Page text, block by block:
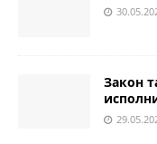
Закон